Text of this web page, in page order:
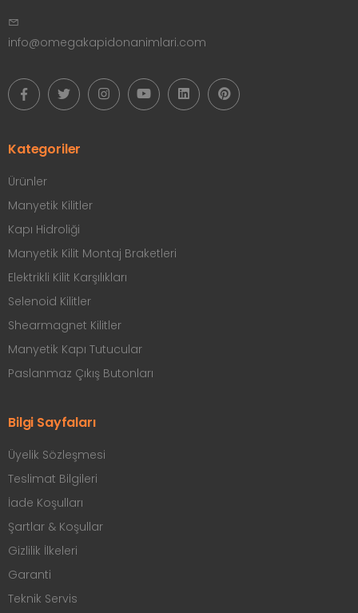
info@omegakapidonanimlari.com
Kategoriler
Ürünler
Manyetik Kilitler
Kapı Hidroliği
Manyetik Kilit Montaj Braketleri
Elektrikli Kilit Karşılıkları
Selenoid Kilitler
Shearmagnet Kilitler
Manyetik Kapı Tutucular
Paslanmaz Çıkış Butonları
Bilgi Sayfaları
Üyelik Sözleşmesi
Teslimat Bilgileri
İade Koşulları
Şartlar & Koşullar
Gizlilik İlkeleri
Garanti
Teknik Servis